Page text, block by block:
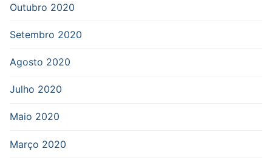
Outubro 2020
Setembro 2020
Agosto 2020
Julho 2020
Maio 2020
Março 2020